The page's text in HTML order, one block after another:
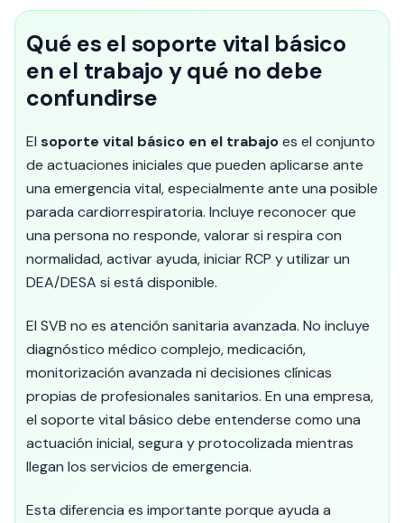
Qué es el soporte vital básico
en el trabajo y qué no debe
confundirse
El soporte vital básico en el trabajoes el conjunto
de actuaciones iniciales que pueden aplicarse ante
una emergencia vital, especialmente ante una posible
parada cardiorrespiratoria. Incluye reconocer que
una persona no responde, valorar si respira con
normalidad, activar ayuda, iniciar RCP y utilizar un
DEA/DESA si está disponible.
El SVB no es atención sanitaria avanzada. No incluye
diagnóstico médico complejo, medicación,
monitorización avanzada ni decisiones clínicas
propias de profesionales sanitarios. En una empresa,
el soporte vital básico debe entenderse como una
actuación inicial, segura y protocolizada mientras
llegan los servicios de emergencia.
Esta diferencia es importante porque ayuda a